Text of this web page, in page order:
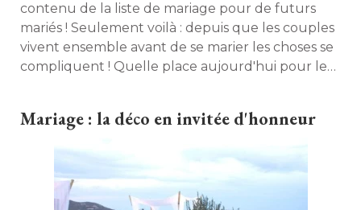
contenu de la liste de mariage pour de futurs
mariés ! Seulement voilà : depuis que les couples
vivent ensemble avant de se marier les choses se
compliquent ! Quelle place aujourd'hui pour les
Mariage : la déco en invitée d'honneur